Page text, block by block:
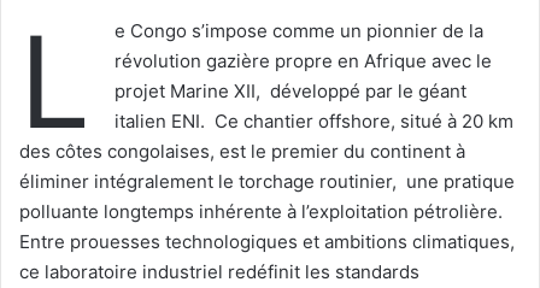
L
e Congo s’impose comme un pionnier de la
révolution gazière propre en Afrique avec le
projet Marine XII, développé par le géant
italien ENI. Ce chantier offshore, situé à 20 km
des côtes congolaises, est le premier du continent à
éliminer intégralement le torchage routinier, une pratique
polluante longtemps inhérente à l’exploitation pétrolière.
Entre prouesses technologiques et ambitions climatiques,
ce laboratoire industriel redéfinit les standards